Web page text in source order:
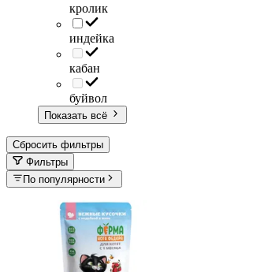
кролик
индейка
кабан
буйвол
Показать всё
Сбросить фильтры
Фильтры
По популярности